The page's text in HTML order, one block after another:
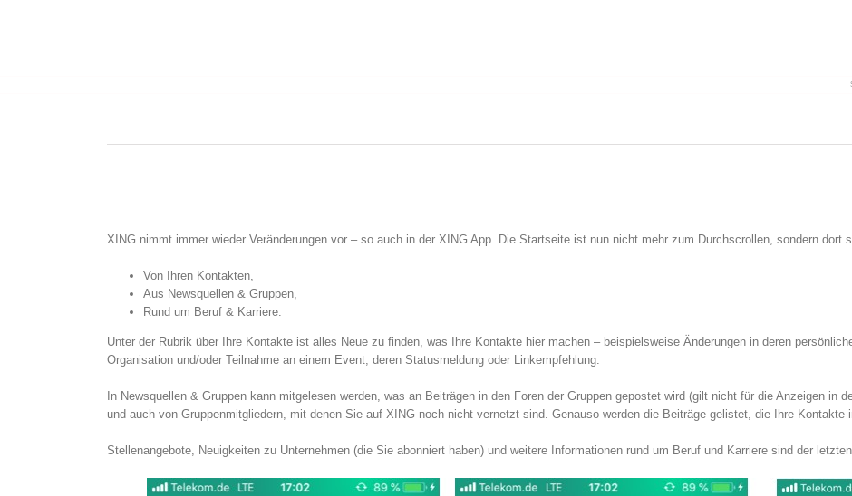
XING nimmt immer wieder Veränderungen vor – so auch in der XING App. Die Startseite ist nun nicht mehr zum Durchscrollen, sondern dort
Von Ihren Kontakten,
Aus Newsquellen & Gruppen,
Rund um Beruf & Karriere.
Unter der Rubrik über Ihre Kontakte ist alles Neue zu finden, was Ihre Kontakte hier machen – beispielsweise Änderungen in deren
Organisation und/oder Teilnahme an einem Event, deren Statusmeldung oder Linkempfehlung.
In Newsquellen & Gruppen kann mitgelesen werden, was an Beiträgen in den Foren der Gruppen gepostet wird (gilt nicht für die Anzeigen in
und auch von Gruppenmitgliedern, mit denen Sie auf XING noch nicht vernetzt sind. Genauso werden die Beiträge gelistet, die Ihre Kontakte
Stellenangebote, Neuigkeiten zu Unternehmen (die Sie abonniert haben) und weitere Informationen rund um Beruf und Karriere sind der